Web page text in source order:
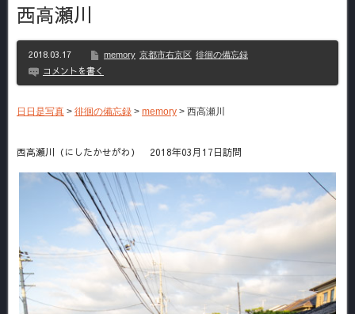
西高瀬川
2018.03.17 memory 京都市右京区 徘徊の備忘録
コメントを書く
日日是写真 > 徘徊の備忘録 > memory > 西高瀬川
西高瀬川（にしたかせがわ） 2018年03月17日訪問